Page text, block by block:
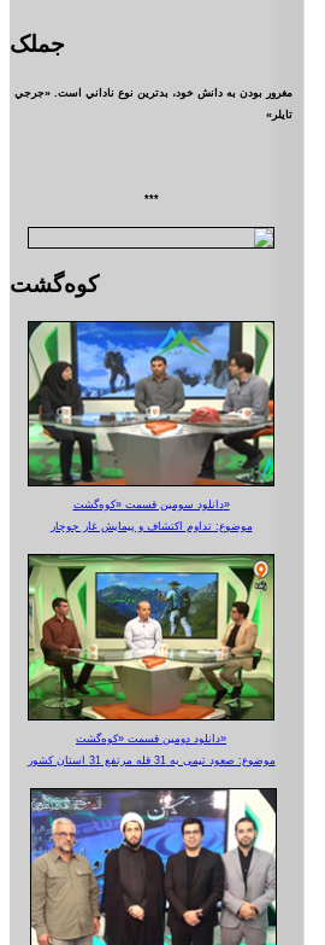
جملک
مغرور بودن به دانش خود، بدترين نوع ناداني است. «جرجي
تايلر»
***
کوه‌گشت
دانلود سومین قسمت «کوه‌گشت»
موضوع: تداوم اکتشاف و پیمایش غار جوجار
دانلود دومین قسمت «کوه‌گشت»
موضوع: صعود تیمی به 31 قله مرتفع 31 استان کشور